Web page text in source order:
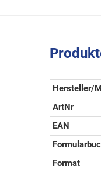
Hersteller/
ArtNr
EAN
Format